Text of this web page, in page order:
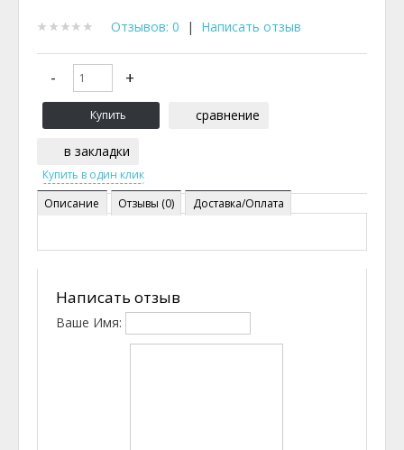
Отзывов: 0 | Написать отзыв
сравнение
в закладки
Описание Отзывы (0) Доставка/Оплата
Написать отзыв
Ваше Имя: